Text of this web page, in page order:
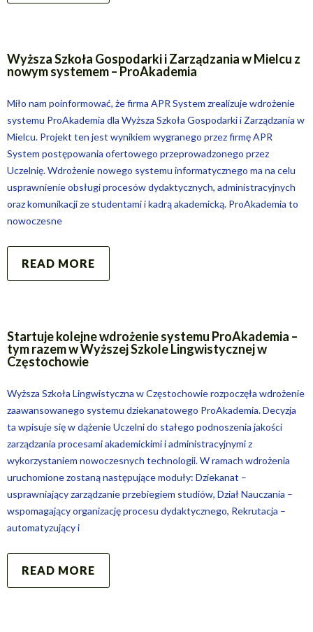
Wyższa Szkoła Gospodarki i Zarządzania w Mielcu z
nowym systemem – ProAkademia
Miło nam poinformować, że firma APR System zrealizuje wdrożenie
systemu ProAkademia dla Wyższa Szkoła Gospodarki i Zarządzania w
Mielcu. Projekt ten jest wynikiem wygranego przez firmę APR
System postępowania ofertowego przeprowadzonego przez
Uczelnię. Wdrożenie nowego systemu informatycznego ma na celu
usprawnienie obsługi procesów dydaktycznych, administracyjnych
oraz komunikacji ze studentami i kadrą akademicką. ProAkademia to
nowoczesne
READ MORE
Startuje kolejne wdrożenie systemu ProAkademia –
tym razem w Wyższej Szkole Lingwistycznej w
Częstochowie
Wyższa Szkoła Lingwistyczna w Częstochowie rozpoczęła wdrożenie
zaawansowanego systemu dziekanatowego ProAkademia. Decyzja
ta wpisuje się w dążenie Uczelni do stałego podnoszenia jakości
zarządzania procesami akademickimi i administracyjnymi z
wykorzystaniem nowoczesnych technologii. W ramach wdrożenia
uruchomione zostaną następujące moduły: Dziekanat –
usprawniający zarządzanie przebiegiem studiów, Dział Nauczania –
wspomagający organizację procesu dydaktycznego, Rekrutacja –
automatyzujący i
READ MORE